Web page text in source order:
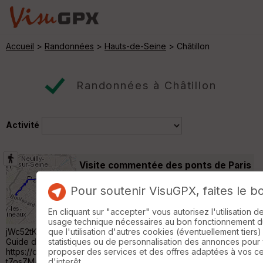
Accueil > Randonnées > Hauts-de-Seine > Châtillon
Randonnées à Châtillon
Activité
Visite commentée des ponts de Paris
20 km
Guide de visite :
https://drive.google.com/file/d/11ZohzwV8Eq
jWc52tKfsr8mNpAdt7osZM/view?usp=sharing Généralités :
Guide de visite :
https://drive.google.com/file/d/11ZohzwV8EqjWc52tKfsr8mNpAd
Pour soutenir VisuGPX, faites le
En cliquant sur "accepter" vous autorisez l'utilisation
usage technique nécessaires au bon fonctionnement
que l'utilisation d'autres cookies (éventuellement
statistiques ou de personnalisation des annonces pour
proposer des services et des offres adaptées à vos